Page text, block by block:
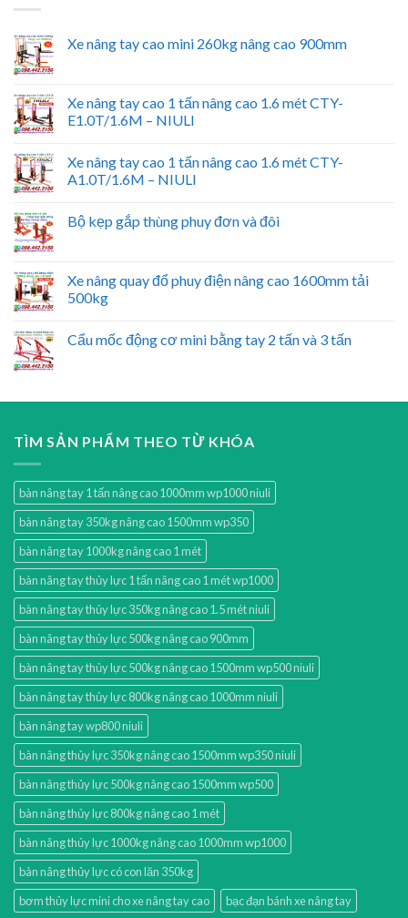
Xe nâng tay cao mini 260kg nâng cao 900mm
Xe nâng tay cao 1 tấn nâng cao 1.6 mét CTY-
E1.0T/1.6M – NIULI
Xe nâng tay cao 1 tấn nâng cao 1.6 mét CTY-
A1.0T/1.6M – NIULI
Bộ kẹp gắp thùng phuy đơn và đôi
Xe nâng quay đổ phuy điện nâng cao 1600mm tải
500kg
Cẩu mốc động cơ mini bằng tay 2 tấn và 3 tấn
TÌM SẢN PHẨM THEO TỪ KHÓA
bàn nâng tay 1 tấn nâng cao 1000mm wp1000 niuli
bàn nâng tay 350kg nâng cao 1500mm wp350
bàn nâng tay 1000kg nâng cao 1 mét
bàn nâng tay thủy lực 1 tấn nâng cao 1 mét wp1000
bàn nâng tay thủy lực 350kg nâng cao 1.5 mét niuli
bàn nâng tay thủy lực 500kg nâng cao 900mm
bàn nâng tay thủy lực 500kg nâng cao 1500mm wp500 niuli
bàn nâng tay thủy lực 800kg nâng cao 1000mm niuli
bàn nâng tay wp800 niuli
bàn nâng thủy lực 350kg nâng cao 1500mm wp350 niuli
bàn nâng thủy lực 500kg nâng cao 1500mm wp500
bàn nâng thủy lực 800kg nâng cao 1 mét
bàn nâng thủy lực 1000kg nâng cao 1000mm wp1000
bàn nâng thủy lực có con lăn 350kg
bơm thủy lực mini cho xe nâng tay cao
bạc đạn bánh xe nâng tay